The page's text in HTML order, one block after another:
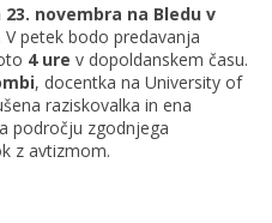
23. novembra na Bledu v
. V petek bodo predavanja
4 ure v dopoldanskem času.
, docentka na University of
raziskovalka in ena
področju zgodnjega
z avtizmom.